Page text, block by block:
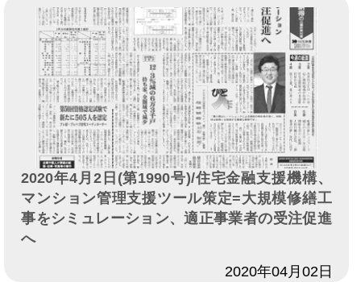
2020年4月2日(第1990号)/住宅金融支援機構、
マンション管理支援ツール策定=大規模修繕工
事をシミュレーション、適正事業者の受注促進
へ
2020年04月02日